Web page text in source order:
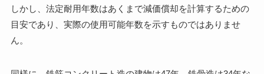
しかし、法定耐用年数はあくまで減価償却を計算するための
目安であり、実際の使用可能年数を示すものではありませ
ん。